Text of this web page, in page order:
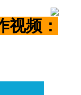
视频：